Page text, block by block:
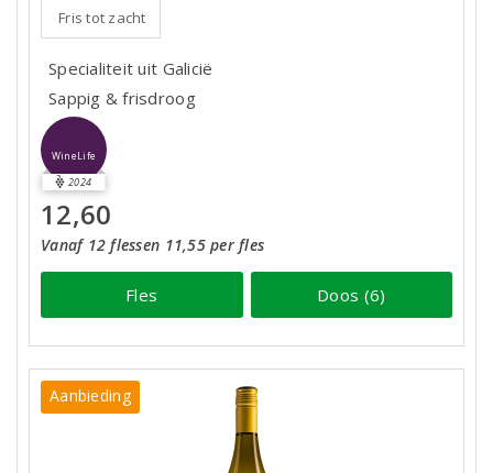
Fris tot zacht
Specialiteit uit Galicië
Sappig & frisdroog
WineLife
2024
12,60
Vanaf 12 flessen 11,55 per fles
Fles Doos (6)
Aanbieding